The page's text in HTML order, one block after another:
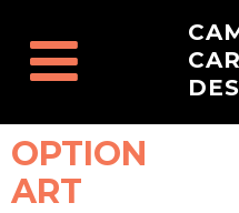
OPTION
ART